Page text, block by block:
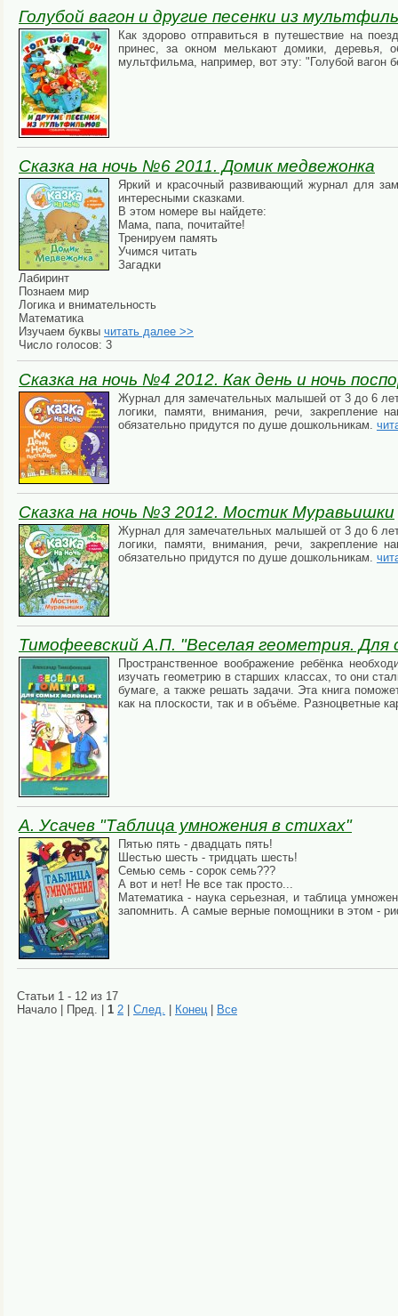
Голубой вагон и другие песенки из
Как здорово отправиться в путешествие на
принес, за окном мелькают домики, деревья,
мультфильма, например, вот эту: "Голубой вагон
Сказка на ночь №6 2011. Домик медвежонка
Яркий и красочный развивающий журнал для
интересными сказками.
В этом номере вы найдете:
Мама, папа, почитайте!
Тренируем память
Учимся читать
Загадки
Лабиринт
Познаем мир
Логика и внимательность
Математика
Изучаем буквы читать далее >>
Число голосов: 3
Сказка на ночь №4 2012. Как день и ночь
Журнал для замечательных малышей от 3 до 6
логики, памяти, внимания, речи, закрепление
обязательно придутся по душе дошкольникам.
Сказка на ночь №3 2012. Мостик Муравьишки
Журнал для замечательных малышей от 3 до 6
логики, памяти, внимания, речи, закрепление
обязательно придутся по душе дошкольникам.
Тимофеевский А.П. "Веселая геометрия. Для
Пространственное воображение ребёнка
изучать геометрию в старших классах, то они
бумаге, а также решать задачи. Эта книга
как на плоскости, так и в объёме. Разноцветные
А. Усачев "Таблица умножения в стихах"
Пятью пять - двадцать пять!
Шестью шесть - тридцать шесть!
Семью семь - сорок семь???
А вот и нет! Не все так просто...
Математика - наука серьезная, и таблица
запомнить. А самые верные помощники в этом -
Статьи 1 - 12 из 17
Начало | Пред. | 1 2 След. Конец Все